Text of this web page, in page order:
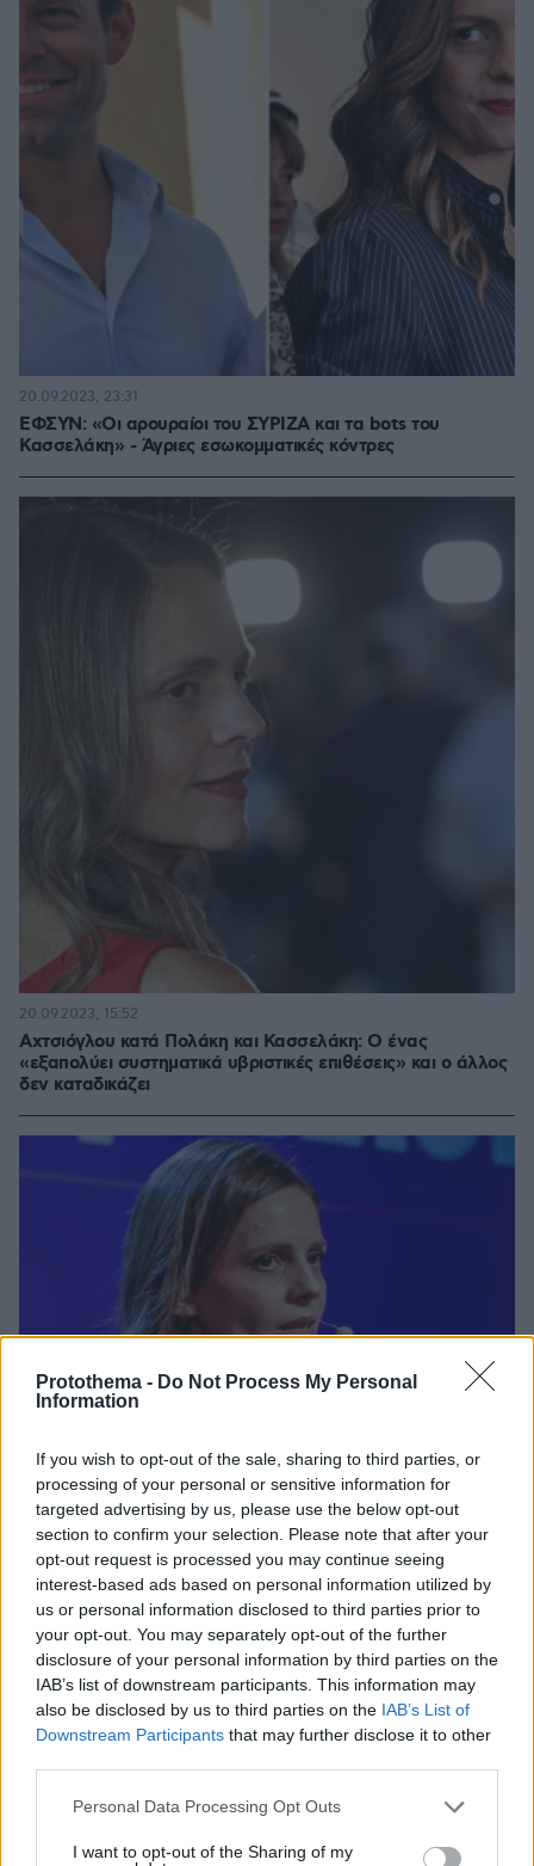
Protothema - Do Not Process My Personal
Information
If you wish to opt-out of the sale, sharing to third parties, or
processing of your personal or sensitive information for
targeted advertising by us, please use the below opt-out
section to confirm your selection. Please note that after your
opt-out request is processed you may continue seeing
interest-based ads based on personal information utilized by
us or personal information disclosed to third parties prior to
your opt-out. You may separately opt-out of the further
disclosure of your personal information by third parties on the
IAB’s list of downstream participants. This information may
also be disclosed by us to third parties on the IAB’s List of
Downstream Participants that may further disclose it to other
Please note that this website/app uses one or more Google
not limited to your visit or usage behaviour. You may click to
Personal Data Processing Opt Outs
I want to opt-out of the Sharing of my
ΕΦΣΥΝ: «Οι αρουραίοι του ΣΥΡΙΖΑ και τα bots του
Κασσελάκη» - Άγριες εσωκομματικές κόντρες
20.09.2023, 23:31
Αχτσιόγλου κατά Πολάκη και Κασσελάκη: Ο ένας
«εξαπολύει συστηματικά υβριστικές επιθέσεις» και ο άλλος
δεν καταδικάζει
20.09.2023, 15:52
Εξώδικο Αχτσιόγλου για το «sms στον Τσίπρα» - «Είναι
ψευδές και κατασκευασμένο»
20.09.2023, 19:08